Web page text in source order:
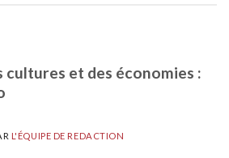
cultures et des économies :
L'ÉQUIPE DE REDACTION